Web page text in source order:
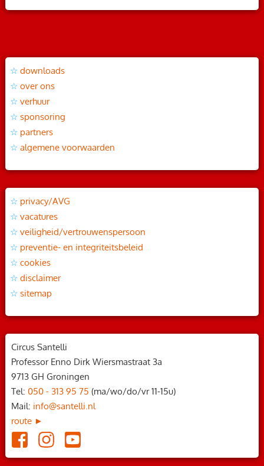
downloads
over ons
verhuur
sponsoring
partners
algemene voorwaarden
privacy/AVG
vacatures
veiligheid/vertrouwenspersoon
preventie- en integriteitsbeleid
cookies
disclaimer
sitemap
Circus Santelli
Professor Enno Dirk Wiersmastraat 3a
9713 GH Groningen
Tel: 050 - 313 95 75 (ma/wo/do/vr 11-15u)
Mail: info@santelli.nl
route ►